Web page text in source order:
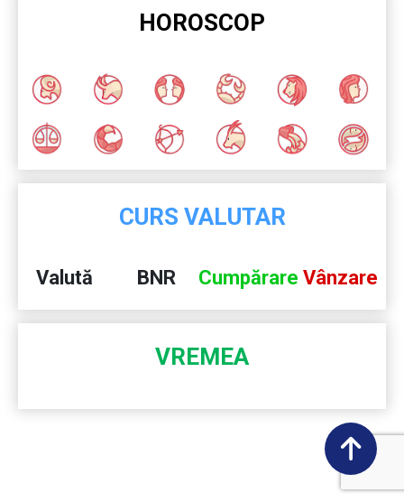
HOROSCOP
CURS VALUTAR
Valută BNR Cumpărare Vânzare
VREMEA